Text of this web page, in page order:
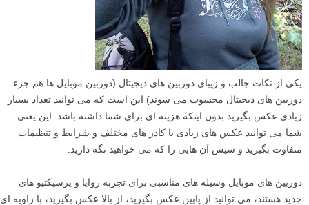
یکی از نکات جالب و زیبای دوربین های دیجیتال (دوربین موبایل ها هم جزء
دوربین های دیجیتال محسوب می شوند) این است که می توانید تعداد بسیار
زیادی عکس بگیرید بدون اینکه هزینه ای برای شما داشته باشد. این یعنی
شما می توانید عکس های زیادی با کادر های مختلف و شرایط و تنظیمات
متفاوت بگیرید و سپس آن هایی را که می خواهید نگه دارید.
دوربین های موبایل وسیله های مناسبی برای تجربه زوایا و پرسپکتیو های
جدید هستند، می توانید از پایین عکس بگیرید، از بالا عکس بگیرید، با زاویه ای